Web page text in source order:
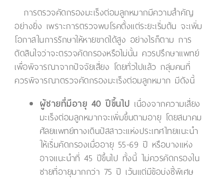
การตรวจคัดกรองมะเร็งต่อมลูกหมากมีความสำคัญ
อย่างยิ่ง เพราะการตรวจพบโรคตั้งแต่ระยะเริ่มต้น จะเพิ่ม
โอกาสในการรักษาให้หายขาดได้สูง อย่างไรก็ตาม การ
ตัดสินใจว่าจะตรวจคัดกรองหรือไม่นั้น ควรปรึกษาแพทย์
เพื่อพิจารณาจากปัจจัยเสี่ยง โดยทั่วไปแล้ว กลุ่มคนที่
ควรพิจารณาตรวจคัดกรองมะเร็งต่อมลูกหมาก มีดังนี้
ผู้ชายที่มีอายุ 40 ปีขึ้นไป เนื่องจากความเสี่ยง
มะเร็งต่อมลูกหมากจะเพิ่มขึ้นตามอายุ โดยสมาคม
ศัลยแพทย์ทางเดินปัสสาวะแห่งประเทศไทยแนะนำ
ให้เริ่มคัดกรองเมื่ออายุ 55-69 ปี หรือบางแห่ง
อาจแนะนำที่ 45 ปีขึ้นไป ทั้งนี้ ไม่ควรคัดกรองใน
ชายที่อายุมากกว่า 75 ปี เว้นแต่มีข้อบ่งชี้พิเศษ